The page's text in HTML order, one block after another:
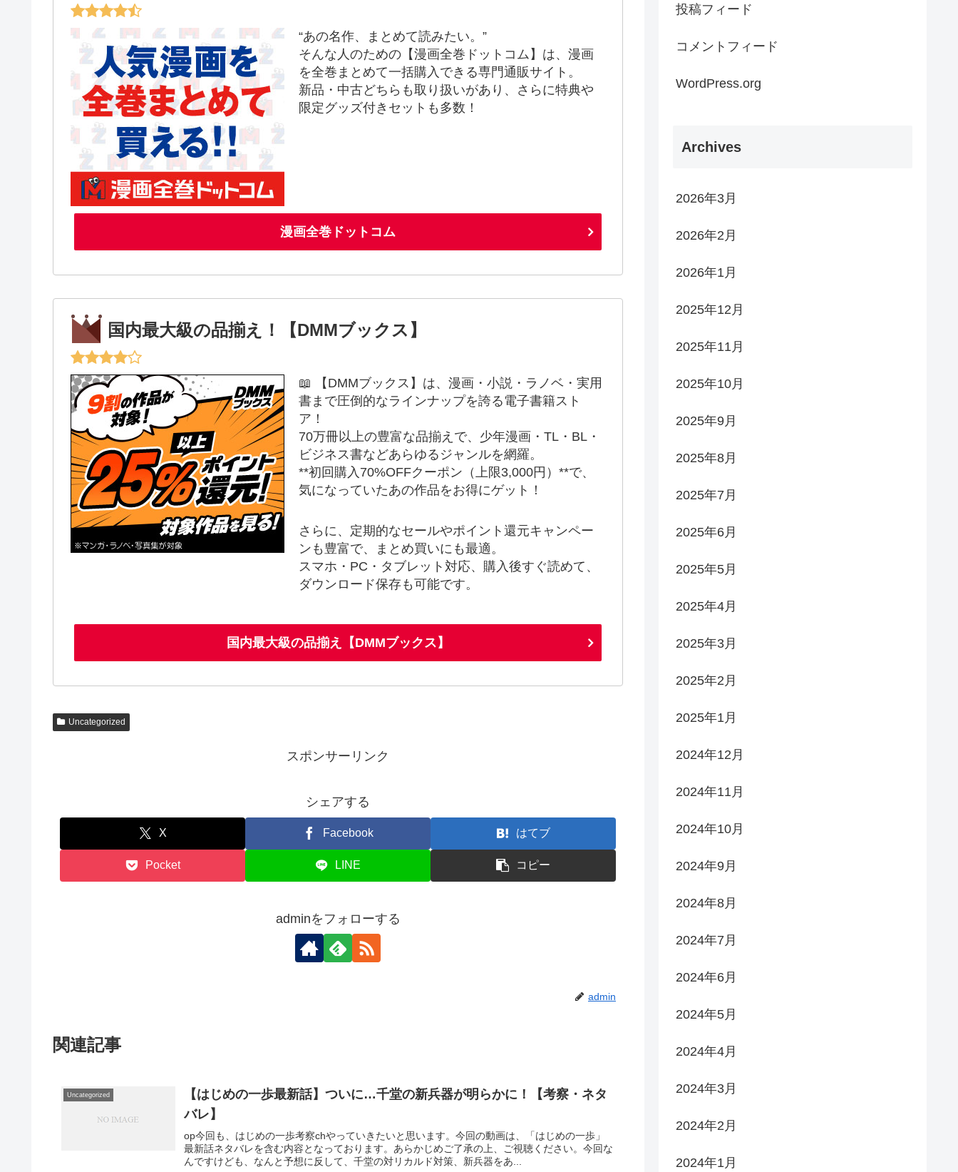
“あの名作、まとめて読みたい。”
そんな人のための【漫画全巻ドットコム】は、漫画
を全巻まとめて一括購入できる専門通販サイト。
新品・中古どちらも取り扱いがあり、さらに特典や
限定グッズ付きセットも多数！
漫画全巻ドットコム
国内最大級の品揃え！【DMMブックス】
📖 【DMMブックス】は、漫画・小説・ラノベ・実用
書まで圧倒的なラインナップを誇る電子書籍スト
ア！
70万冊以上の豊富な品揃えで、少年漫画・TL・BL・
ビジネス書などあらゆるジャンルを網羅。
**初回購入70%OFFクーポン（上限3,000円）**で、
気になっていたあの作品をお得にゲット！
さらに、定期的なセールやポイント還元キャンペー
ンも豊富で、まとめ買いにも最適。
スマホ・PC・タブレット対応、購入後すぐ読めて、
ダウンロード保存も可能です。
国内最大級の品揃え【DMMブックス】
Uncategorized
スポンサーリンク
シェアする
X Facebook はてブ
Pocket LINE コピー
adminをフォローする
admin
関連記事
Uncategorized
【はじめの一歩最新話】ついに…千堂の新兵器が明らかに！【考察・ネタ
バレ】
op今回も、はじめの一歩考察chやっていきたいと思います。今回の動画は、「はじめの一歩」
最新話ネタバレを含む内容となっております。あらかじめご了承の上、ご視聴ください。今回な
んですけども、なんと予想に反して、千堂の対リカルド対策、新兵器をあ...
投稿フィード
コメントフィード
WordPress.org
Archives
2026年3月
2026年2月
2026年1月
2025年12月
2025年11月
2025年10月
2025年9月
2025年8月
2025年7月
2025年6月
2025年5月
2025年4月
2025年3月
2025年2月
2025年1月
2024年12月
2024年11月
2024年10月
2024年9月
2024年8月
2024年7月
2024年6月
2024年5月
2024年4月
2024年3月
2024年2月
2024年1月